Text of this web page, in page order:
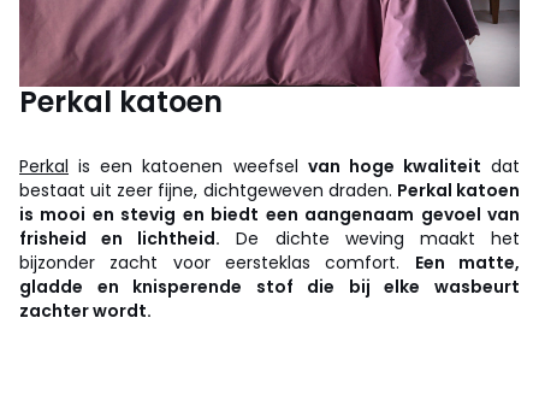
Perkal katoen
Perkal is een katoenen weefsel van hoge kwaliteit dat
bestaat uit zeer fijne, dichtgeweven draden. Perkal katoen
is mooi en stevig en biedt een aangenaam gevoel van
frisheid en lichtheid. De dichte weving maakt het
bijzonder zacht voor eersteklas comfort. Een matte,
gladde en knisperende stof die bij elke wasbeurt
zachter wordt.